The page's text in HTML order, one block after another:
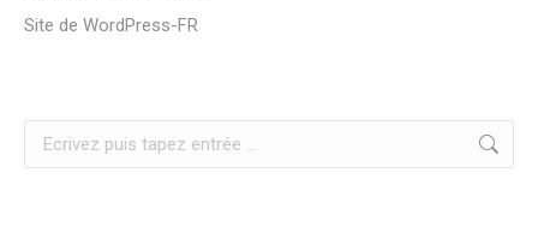
Site de WordPress-FR
Zoeken: